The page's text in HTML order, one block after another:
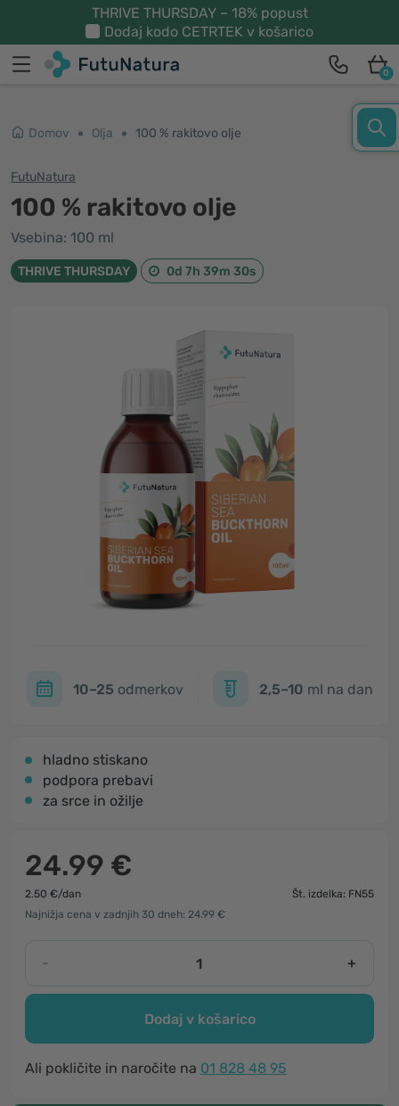
THRIVE THURSDAY – 18% popust
Dodaj kodo CETRTEK v košarico
0
Domov Olja 100 % rakitovo olje
FutuNatura
100 % rakitovo olje
Vsebina: 100 ml
THRIVE THURSDAY 0d 7h 39m 29s
10–25 odmerkov 2,5–10 ml na dan
hladno stiskano
podpora prebavi
za srce in ožilje
24.99 €
2.50 €/dan
Št. izdelka: FN55
Najnižja cena v zadnjih 30 dneh: 24.99 €
- +
Dodaj v košarico
Ali pokličite in naročite na 01 828 48 95